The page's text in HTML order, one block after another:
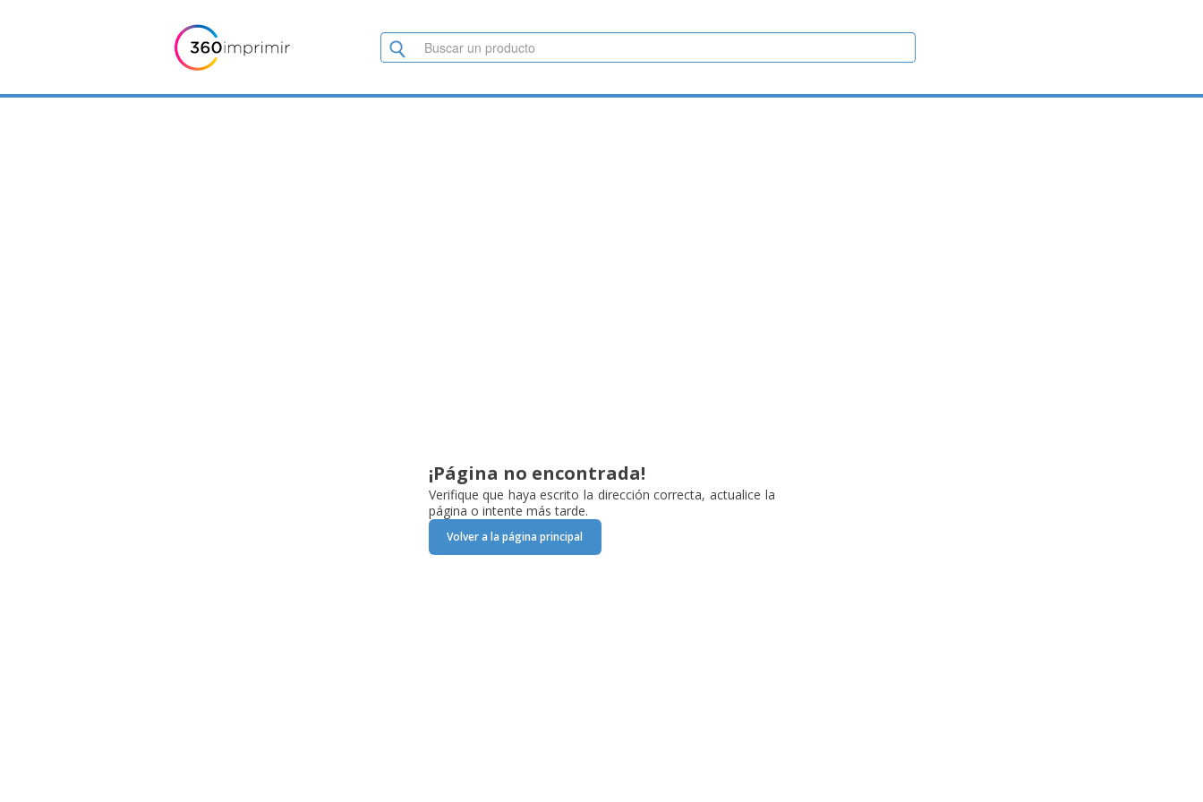
¡Página no encontrada!
Verifique que haya escrito la dirección correcta, actualice la
página o intente más tarde.